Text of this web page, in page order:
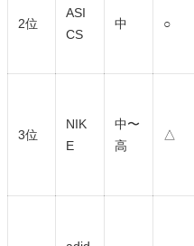
2位
ASI
CS
中 ○
3位
NIK
E
中〜
高
△